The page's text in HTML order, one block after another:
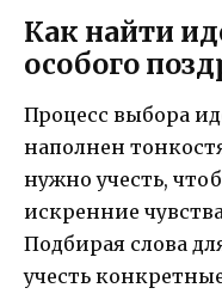
Как найти
особого
Процесс выбора
наполнен
нужно учесть,
искренние
Подбирая слова
учесть